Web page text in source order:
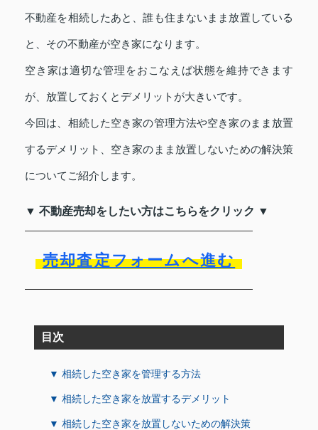
不動産を相続したあと、誰も住まないまま放置している
と、その不動産が空き家になります。
空き家は適切な管理をおこなえば状態を維持できます
が、放置しておくとデメリットが大きいです。
今回は、相続した空き家の管理方法や空き家のまま放置
するデメリット、空き家のまま放置しないための解決策
についてご紹介します。
▼ 不動産売却をしたい方はこちらをクリック ▼
売却査定フォームへ進む
目次
▼ 相続した空き家を管理する方法
▼ 相続した空き家を放置するデメリット
▼ 相続した空き家を放置しないための解決策